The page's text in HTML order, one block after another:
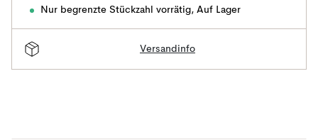
Nur begrenzte Stückzahl vorrätig, Auf Lager
Versandinfo